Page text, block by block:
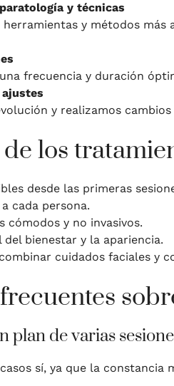
y técnicas
herramientas y métodos
frecuencia y duración
y realizamos
los
desde las primeras
cada persona.
cómodos y no invasivos.
del bienestar y la apariencia.
cuidados faciales y
plan de varias
sí, ya que la constancia